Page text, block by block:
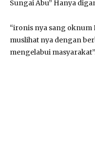
Sungai Abu” Hanya
“ironis nya sang oknum
muslihat nya dengan
mengelabui